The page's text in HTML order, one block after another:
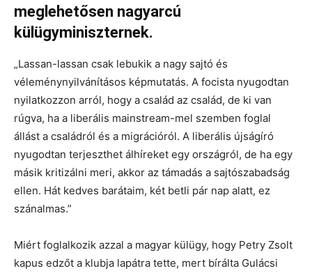
meglehetősen nagyarcú
külügyminiszternek.
„Lassan-lassan csak lebukik a nagy sajtó és
véleménynyilvánításos képmutatás. A focista nyugodtan
nyilatkozzon arról, hogy a család az család, de ki van
rúgva, ha a liberális mainstream-mel szemben foglal
állást a családról és a migrációról. A liberális újságíró
nyugodtan terjeszthet álhíreket egy országról, de ha egy
másik kritizálni meri, akkor az támadás a sajtószabadság
ellen. Hát kedves barátaim, két betli pár nap alatt, ez
szánalmas.”
Miért foglalkozik azzal a magyar külügy, hogy Petry Zsolt
kapus edzőt a klubja lapátra tette, mert bírálta Gulácsi